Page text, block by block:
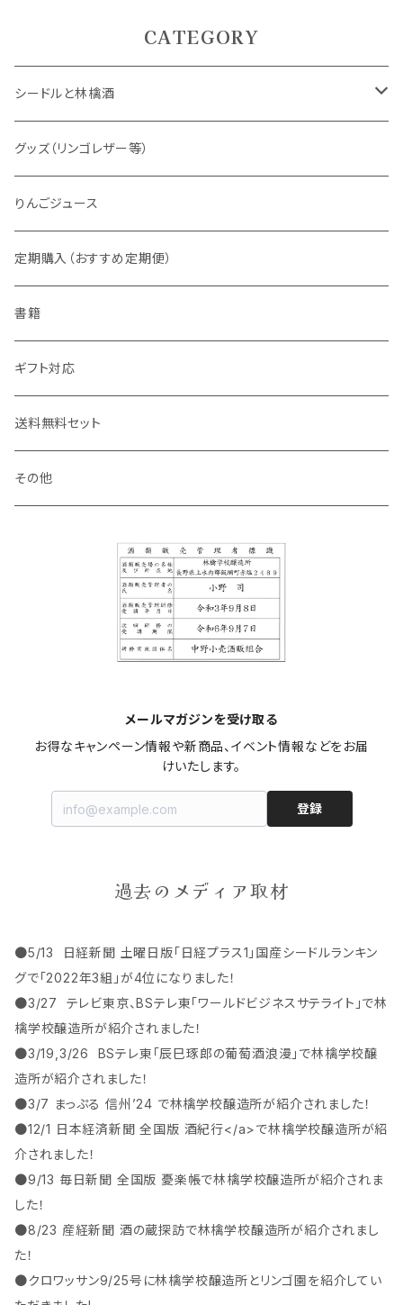
CATEGORY
シードルと林檎酒
ノンアルコール
CLASS（組）シリーズ
2022年
2023年
アイスシードル
フレーヴァー「WANKO」
ポム プレミアム
FUJI &
アップルジャック（氷結濃縮林檎酒）
グッズ（リンゴレザー等）
りんごジュース
定期購入（おすすめ定期便）
書籍
ギフト対応
送料無料セット
その他
メールマガジンを受け取る
お得なキャンペーン情報や新商品、イベント情報などをお届
けいたします。
登録
過去のメディア取材
●5/13 日経新聞 土曜日版「日経プラス1」国産シードルランキン
グで「2022年3組」が4位になりました！
●3/27 テレビ東京、BSテレ東「ワールドビジネスサテライト」で林
檎学校醸造所が紹介されました！
●3/19,3/26 BSテレ東「辰巳琢郎の葡萄酒浪漫」で林檎学校醸
造所が紹介されました！
●3/7 まっぷる 信州’24 で林檎学校醸造所が紹介されました！
●12/1 日本経済新聞 全国版 酒紀行</a>で林檎学校醸造所が紹
介されました！
●9/13 毎日新聞 全国版 憂楽帳で林檎学校醸造所が紹介されま
した！
●8/23 産経新聞 酒の蔵探訪で林檎学校醸造所が紹介されまし
た！
●クロワッサン9/25号に林檎学校醸造所とリンゴ園を紹介してい